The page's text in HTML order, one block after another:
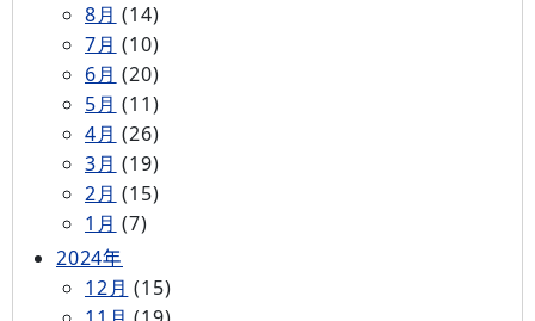
8月 (14)
7月 (10)
6月 (20)
5月 (11)
4月 (26)
3月 (19)
2月 (15)
1月 (7)
2024年
12月 (15)